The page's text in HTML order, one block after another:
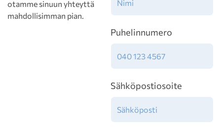
otamme sinuun yhteyttä
mahdollisimman pian.
Puhelinnumero
Sähköpostiosoite